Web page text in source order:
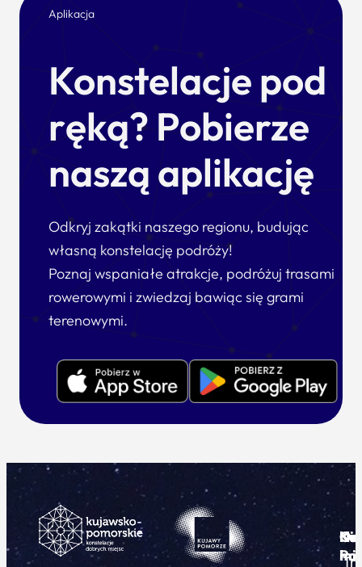
Aplikacja
Konstelacje pod
ręką? Pobierze
naszą aplikację
Odkryj zakątki naszego regionu, budując
własną konstelację podróży!
Poznaj wspaniałe atrakcje, podróżuj trasami
rowerowymi i zwiedzaj bawiąc się grami
terenowymi.
i